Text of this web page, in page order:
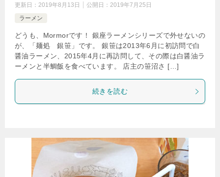
更新日： 2019年8月13日 公開日： 2019年7月25日
ラーメン
どうも、Mormorです！ 銀座ラーメンシリーズで外せないの
が、「麺処 銀笹」です。 銀笹は2013年6月に初訪問で白
醤油ラーメン、2015年4月に再訪問して、その際は白醤油ラ
ーメンと半鯛飯を食べています。 店主の笹沼さ […]
続きを読む